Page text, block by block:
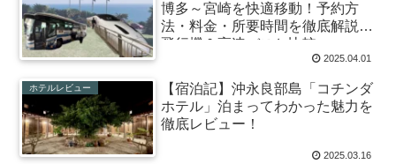
博多～宮崎を快適移動！予約方
法・料金・所要時間を徹底解説｜
飛行機＆高速バスと比較
2025.04.01
ホテルレビュー
【宿泊記】沖永良部島「コチンダ
ホテル」泊まってわかった魅力を
徹底レビュー！
2025.03.16